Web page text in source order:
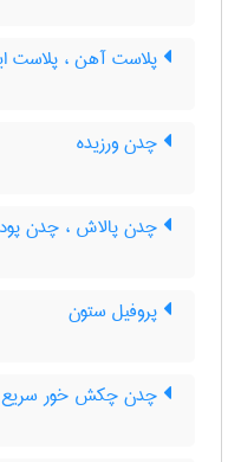
پلاست آهن ، پلاست
چدن ورزیده
چدن پالاش ، چدن
پروفیل ستون
چدن چکش خور